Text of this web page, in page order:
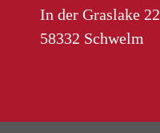
In der Graslake 22
58332 Schwelm